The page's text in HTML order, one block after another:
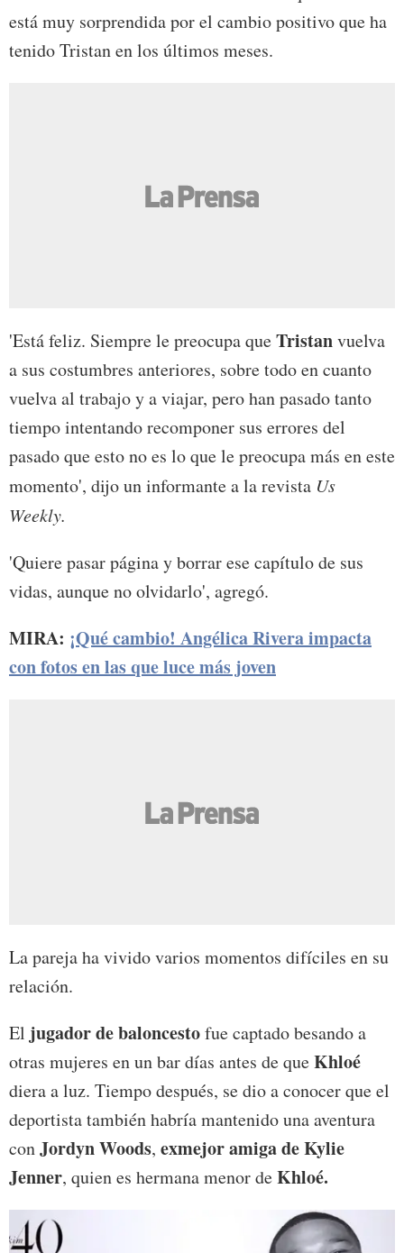
está muy sorprendida por el cambio positivo que ha
tenido Tristan en los últimos meses.
'Está feliz. Siempre le preocupa queTristanvuelva
a sus costumbres anteriores, sobre todo en cuanto
vuelva al trabajo y a viajar, pero han pasado tanto
tiempo intentando recomponer sus errores del
pasado que esto no es lo que le preocupa más en este
momento', dijo un informante a la revista Us
Weekly.
'Quiere pasar página y borrar ese capítulo de sus
vidas, aunque no olvidarlo', agregó.
MIRA: ¡Qué cambio! Angélica Rivera impacta
con fotos en las que luce más joven
La pareja ha vivido varios momentos difíciles en su
relación.
El jugador de baloncestofue captado besando a
otras mujeres en un bar días antes de queKhloé
diera a luz. Tiempo después, se dio a conocer que el
deportista también habría mantenido una aventura
conJordyn Woods, exmejor amiga de Kylie
Jenner, quien es hermana menor deKhloé.